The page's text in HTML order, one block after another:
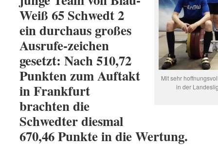
Mit sehr
in der
Weiß 65 Schwedt 2
ein durchaus großes
Ausrufe-zeichen
gesetzt: Nach 510,72
Punkten zum Auftakt
in Frankfurt
brachten die
Schwedter diesmal
670,46 Punkte in die Wertung.